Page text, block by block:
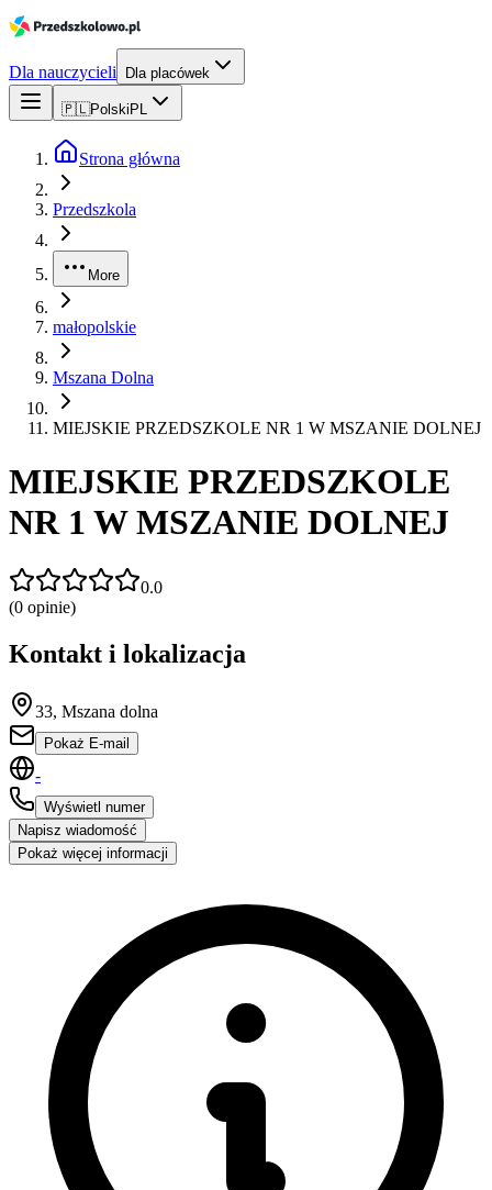
Dla nauczycieli Dla placówek
🇵🇱Polski PL
Strona główna
Przedszkola
More
małopolskie
Mszana Dolna
MIEJSKIE PRZEDSZKOLE NR 1 W MSZANIE DOLNEJ
MIEJSKIE PRZEDSZKOLE
NR 1 W MSZANIE DOLNEJ
0.0
(0 opinie)
Kontakt i lokalizacja
33, Mszana dolna
Pokaż E-mail
-
Wyświetl numer
Napisz wiadomość
Pokaż więcej informacji